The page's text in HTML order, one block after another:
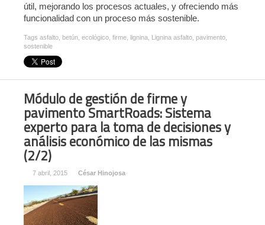
útil, mejorando los procesos actuales, y ofreciendo más
funcionalidad con un proceso más sostenible.
Tags asfalto betún ecológico firme lignina Lignina asfalto pavimento
sostenible
Módulo de gestión de firme y
pavimento SmartRoads: Sistema
experto para la toma de decisiones y
análisis económico de las mismas
(2/2)
7 abril, 2015 César Hinojosa